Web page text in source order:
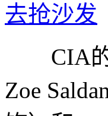
去抢沙发
CIA的
Zoe